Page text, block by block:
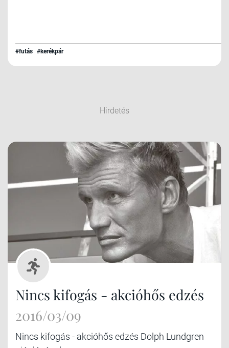
#futás #kerékpár
Hirdetés
Nincs kifogás - akcióhős edzés
2016/03/09
Nincs kifogás - akcióhős edzés Dolph Lundgren